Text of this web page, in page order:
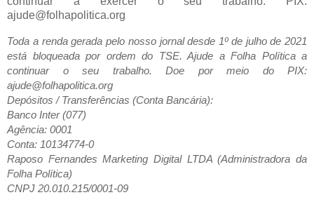
ajude@folhapolitica.org
Toda a renda gerada pelo nosso jornal desde 1º de julho de 2021
está bloqueada por ordem do TSE. Ajude a Folha Política a
continuar o seu trabalho. Doe por meio do PIX:
ajude@folhapolitica.org
Depósitos / Transferências (Conta Bancária):
Banco Inter (077)
Agência: 0001
Conta: 10134774-0
Raposo Fernandes Marketing Digital LTDA (Administradora da
Folha Política)
CNPJ 20.010.215/0001-09